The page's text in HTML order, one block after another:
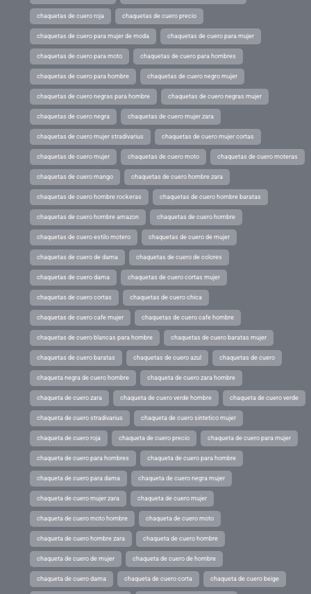
chaquetas de cuero roja chaquetas de cuero precio
chaquetas de cuero para mujer de moda chaquetas de cuero para mujer
chaquetas de cuero para moto chaquetas de cuero para hombres
chaquetas de cuero para hombre chaquetas de cuero negro mujer
chaquetas de cuero negras para hombre chaquetas de cuero negras mujer
chaquetas de cuero negra chaquetas de cuero mujer zara
chaquetas de cuero mujer stradivarius chaquetas de cuero mujer cortas
chaquetas de cuero mujer chaquetas de cuero moto chaquetas de cuero moteras
chaquetas de cuero mango chaquetas de cuero hombre zara
chaquetas de cuero hombre rockeras chaquetas de cuero hombre baratas
chaquetas de cuero hombre amazon chaquetas de cuero hombre
chaquetas de cuero estilo motero chaquetas de cuero de mujer
chaquetas de cuero de dama chaquetas de cuero de colores
chaquetas de cuero dama chaquetas de cuero cortas mujer
chaquetas de cuero cortas chaquetas de cuero chica
chaquetas de cuero cafe mujer chaquetas de cuero cafe hombre
chaquetas de cuero blancas para hombre chaquetas de cuero baratas mujer
chaquetas de cuero baratas chaquetas de cuero azul chaquetas de cuero
chaqueta negra de cuero hombre chaqueta de cuero zara hombre
chaqueta de cuero zara chaqueta de cuero verde hombre chaqueta de cuero verde
chaqueta de cuero stradivarius chaqueta de cuero sintetico mujer
chaqueta de cuero roja chaqueta de cuero precio chaqueta de cuero para mujer
chaqueta de cuero para hombres chaqueta de cuero para hombre
chaqueta de cuero para dama chaqueta de cuero negra mujer
chaqueta de cuero mujer zara chaqueta de cuero mujer
chaqueta de cuero moto hombre chaqueta de cuero moto
chaqueta de cuero hombre zara chaqueta de cuero hombre
chaqueta de cuero de mujer chaqueta de cuero de hombre
chaqueta de cuero dama chaqueta de cuero corta chaqueta de cuero beige